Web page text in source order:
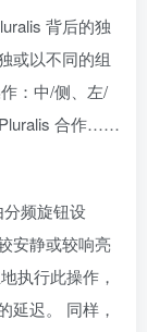
背后的独
或以不同的组
：中/侧、左/
Pluralis 合作……
频旋钮设
安静或较响亮
执行此操作，
延迟。 同样，